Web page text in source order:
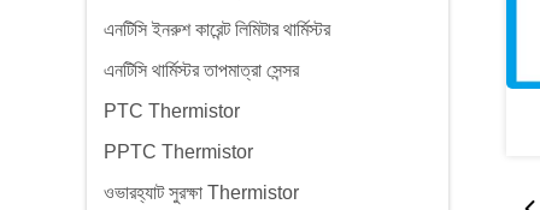
এনটিসি ইনরুশ কারেন্ট লিমিটার থার্মিস্টর
এনটিসি থার্মিস্টর তাপমাত্রা সেন্সর
PTC Thermistor
PPTC Thermistor
ওভারহ্যাট সুরক্ষা Thermistor